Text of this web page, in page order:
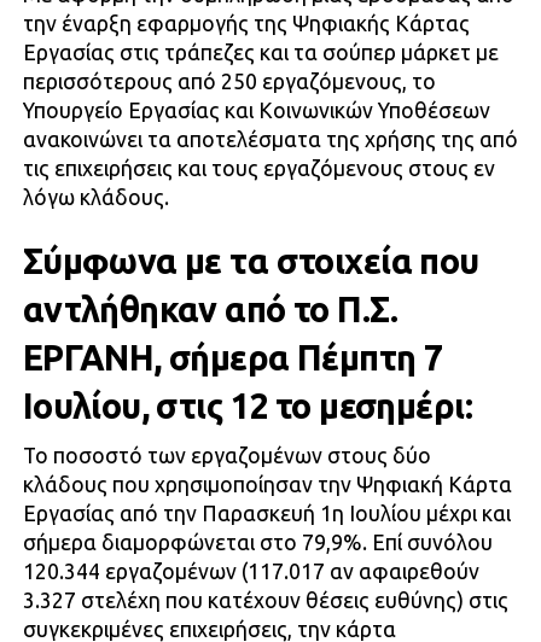
την έναρξη εφαρμογής της Ψηφιακής Κάρτας
Εργασίας στις τράπεζες και τα σούπερ μάρκετ με
περισσότερους από 250 εργαζόμενους, το
Υπουργείο Εργασίας και Κοινωνικών Υποθέσεων
ανακοινώνει τα αποτελέσματα της χρήσης της από
τις επιχειρήσεις και τους εργαζόμενους στους εν
λόγω κλάδους.
Σύμφωνα με τα στοιχεία που
αντλήθηκαν από το Π.Σ.
ΕΡΓΑΝΗ, σήμερα Πέμπτη 7
Ιουλίου, στις 12 το μεσημέρι:
Το ποσοστό των εργαζομένων στους δύο
κλάδους που χρησιμοποίησαν την Ψηφιακή Κάρτα
Εργασίας από την Παρασκευή 1η Ιουλίου μέχρι και
σήμερα διαμορφώνεται στο 79,9%. Επί συνόλου
120.344 εργαζομένων (117.017 αν αφαιρεθούν
3.327 στελέχη που κατέχουν θέσεις ευθύνης) στις
συγκεκριμένες επιχειρήσεις, την κάρτα